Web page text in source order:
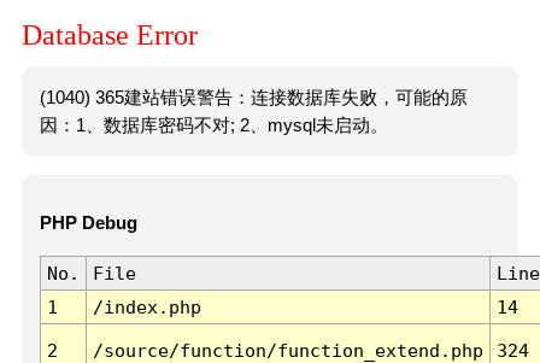
Database Error
(1040) 365建站错误警告：连接数据库失败，可能的原
因：1、数据库密码不对; 2、mysql未启动。
PHP Debug
No. File
Line
1
/index.php 14
2 /source/function/function_extend.php 324